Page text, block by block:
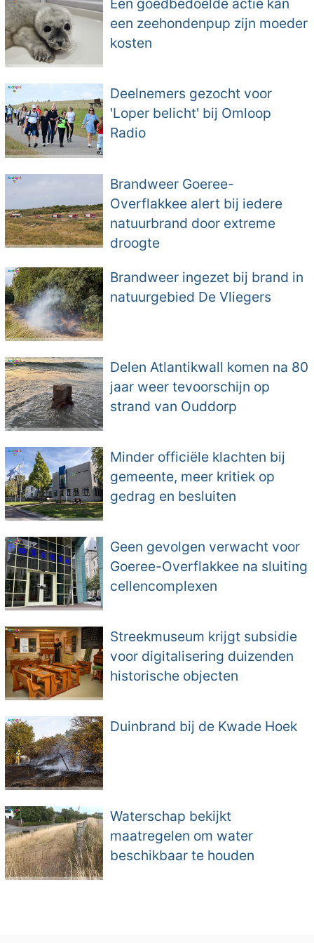
Een goedbedoelde actie kan
een zeehondenpup zijn moeder
kosten
Deelnemers gezocht voor
'Loper belicht' bij Omloop
Radio
Brandweer Goeree-
Overflakkee alert bij iedere
natuurbrand door extreme
droogte
Brandweer ingezet bij brand in
natuurgebied De Vliegers
Delen Atlantikwall komen na 80
jaar weer tevoorschijn op
strand van Ouddorp
Minder officiële klachten bij
gemeente, meer kritiek op
gedrag en besluiten
Geen gevolgen verwacht voor
Goeree-Overflakkee na sluiting
cellencomplexen
Streekmuseum krijgt subsidie
voor digitalisering duizenden
historische objecten
Duinbrand bij de Kwade Hoek
Waterschap bekijkt
maatregelen om water
beschikbaar te houden